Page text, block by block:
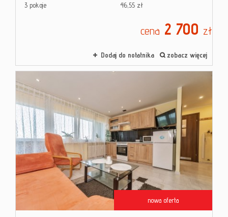
3 pokoje
46,55 zł
cena 2 700 zł
Dodaj do notatnika zobacz więcej
nowa oferta